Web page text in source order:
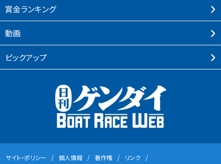
賞⾦ランキング
動画
ピックアップ
サイト・ポリシー 個⼈情報 著作権 リンク